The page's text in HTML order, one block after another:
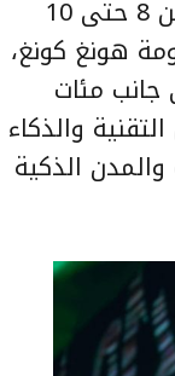
هونغ كونغ في مركز هونغ كونغ للمؤتمرات والمعارض خلال الفترة من 8 حتى 10
هونغ كونغ،
جانب مئات
والذكاء
الذكية